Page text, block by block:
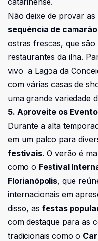
catarinense.
Não deixe de provar
sequência de camarão
ostras frescas, que são
restaurantes da ilha.
vivo, a Lagoa da
com várias casas de
uma grande variedade
5. Aproveite os
Durante a alta
em um palco para
festivais. O verão é
como o Festival
Florianópolis, que
internacionais em
disso, as festas
com destaque para as
tradicionais como o